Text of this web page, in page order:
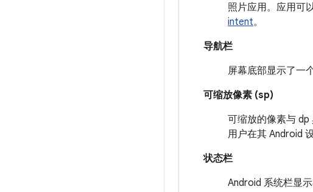
照片应用。应用可
intent。
导航栏
屏幕底部显示了一
可缩放像素 (sp)
可缩放的像素与
用户在其 Android
状态栏
Android 系统栏显